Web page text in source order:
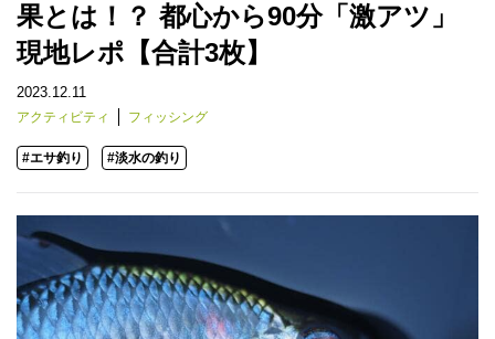
果とは！？ 都心から90分「激アツ」
現地レポ【合計3枚】
2023.12.11
アクティビティ フィッシング
#エサ釣り #淡水の釣り